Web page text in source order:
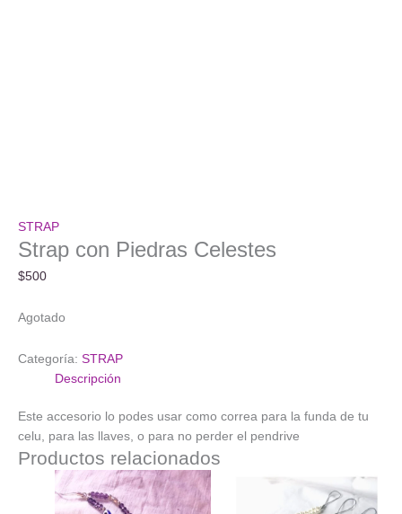
STRAP
Strap con Piedras Celestes
$500
Agotado
Categoría: STRAP
Descripción
Este accesorio lo podes usar como correa para la funda de tu
celu, para las llaves, o para no perder el pendrive
Productos relacionados